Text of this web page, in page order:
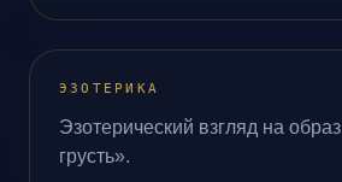
ЭЗОТЕРИКА
Эзотерический взгляд на
грусть».